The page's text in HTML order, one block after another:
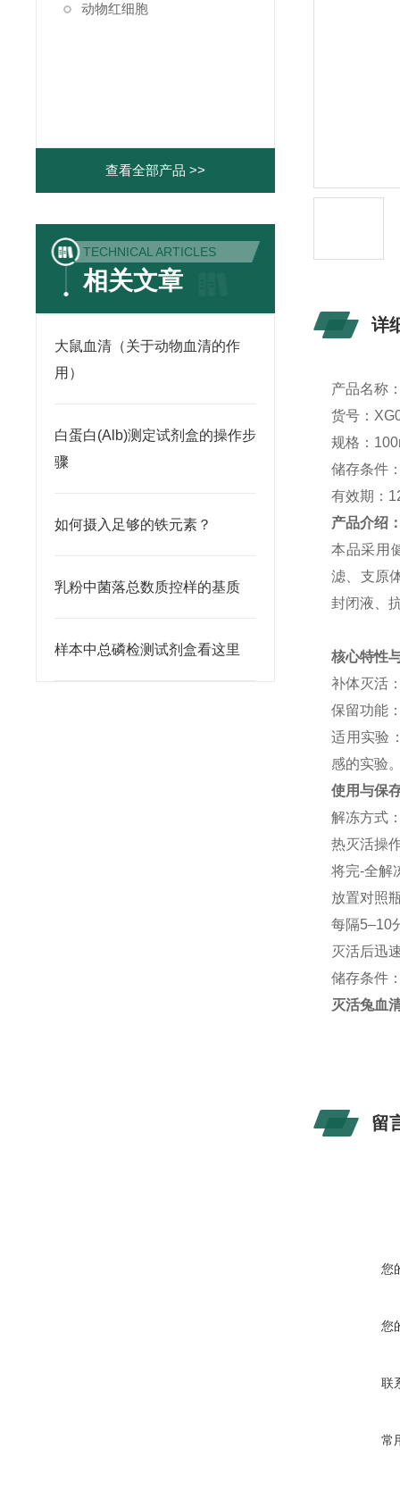
动物红细胞
查看全部产品 >>
TECHNICAL ARTICLES
相关文章
大鼠血清（关于动物血清的作
用）
白蛋白(Alb)测定试剂盒的操作步
骤
如何摄入足够的铁元素？
乳粉中菌落总数质控样的基质
样本中总磷检测试剂盒看这里
详
产品名称
货号：
规格：
储存条件
有效期：
产品介绍
本品采用
滤、支原
封闭液、
核心特性
补体灭活
保留功能
适用实验
感的实验
使用与保
解冻方式
热灭活操
将完-全解
放置对照
每隔5–10
灭活后迅
储存条件
灭活兔血
留
您
您
联
常